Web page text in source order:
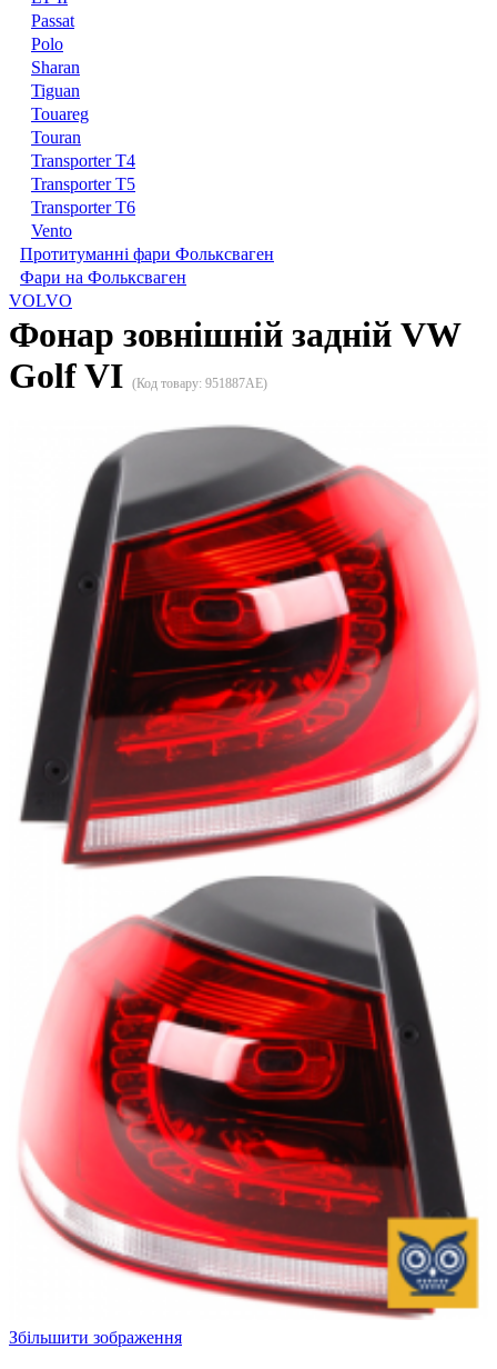
Passat
Polo
Sharan
Tiguan
Touareg
Touran
Transporter T4
Transporter T5
Transporter T6
Vento
Протитуманні фари Фольксваген
Фари на Фольксваген
VOLVO
Фонар зовнішній задній VW
Golf VI (Код товару: 951887AE)
Збільшити зображення